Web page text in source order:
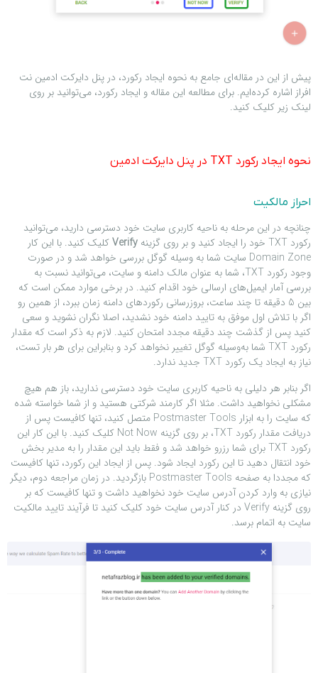
پیش از این در مقاله‌ای جامع به نحوه ایجاد رکورد، در پنل دایرکت ادمین نت
افراز اشاره کرده‌ایم. برای مطالعه این مقاله و ایجاد رکورد، می‌توانید بر روی
لینک زیر کلیک کنید.
نحوه ایجاد رکورد TXT در پنل دایرکت ادمین
احراز مالکیت
چنانچه در این مرحله به ناحیه کاربری سایت خود دسترسی دارید، می‌توانید
رکورد TXT خود را ایجاد کنید و بر روی گزینه
Verify کلیک کنید. با این کار
Domain Zone سایت شما به وسیله گوگل بررسی خواهد شد و در صورت
وجود رکورد TXT، شما به عنوان مالک دامنه و سایت، می‌توانید نسبت به
بررسی آمار ایمیل‌های ارسالی خود اقدام کنید. در برخی موارد ممکن است که
بین 5 دقیقه تا چند ساعت، بروزرسانی رکوردهای دامنه زمان ببرد، از همین رو
اگر با تلاش اول موفق به تایید دامنه خود نشدید، اصلا نگران نشوید و سعی
کنید پس از گذشت چند دقیقه مجدد امتحان کنید. لازم به ذکر است که مقدار
رکورد TXT شما به‌وسیله گوگل تغییر نخواهد کرد و بنابراین برای هر بار تست،
نیاز به ایجاد یک رکورد TXT جدید ندارد.
اگر بنابر هر دلیلی به ناحیه کاربری سایت خود دسترسی ندارید، باز هم هیچ
مشکلی نخواهید داشت. مثلا اگر کارمند شرکتی هستید و از شما خواسته شده
که سایت را به ابزار Postmaster Tools متصل کنید، تنها کافیست پس از
دریافت مقدار رکورد TXT، بر روی گزینه Not Now کلیک کنید. با این کار این
رکورد TXT برای شما رزرو خواهد شد و فقط باید این مقدار را به مدیر بخش
خود انتقال دهید تا این رکورد ایجاد شود. پس از ایجاد این رکورد، تنها کافیست
که مجددا به صفحه Postmaster Tools بازگردید. در زمان مراجعه دوم، دیگر
نیازی به وارد کردن آدرس سایت خود نخواهید داشت و تنها کافیست که بر
روی گزینه Verify در کنار آدرس سایت خود کلیک کنید تا فرآیند تایید مالکیت
سایت به اتمام برسد.